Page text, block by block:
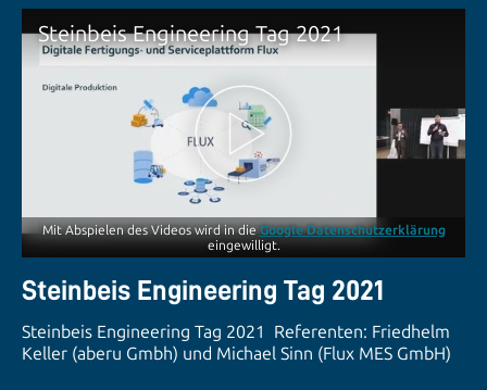
Steinbeis Engineering Tag 2021
Mit Abspielen des Videos wird in dieGoogle Datenschutzerklärung
eingewilligt.
Steinbeis Engineering Tag 2021
Steinbeis Engineering Tag 2021 Referenten: Friedhelm
Keller (aberu Gmbh) und Michael Sinn (Flux MES GmbH)